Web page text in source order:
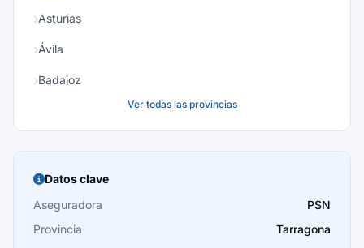
Asturias
Ávila
Badajoz
Burgos
Cáceres
Cádiz
Ver todas las provincias
Datos clave
Aseguradora
PSN
Provincia
Tarragona